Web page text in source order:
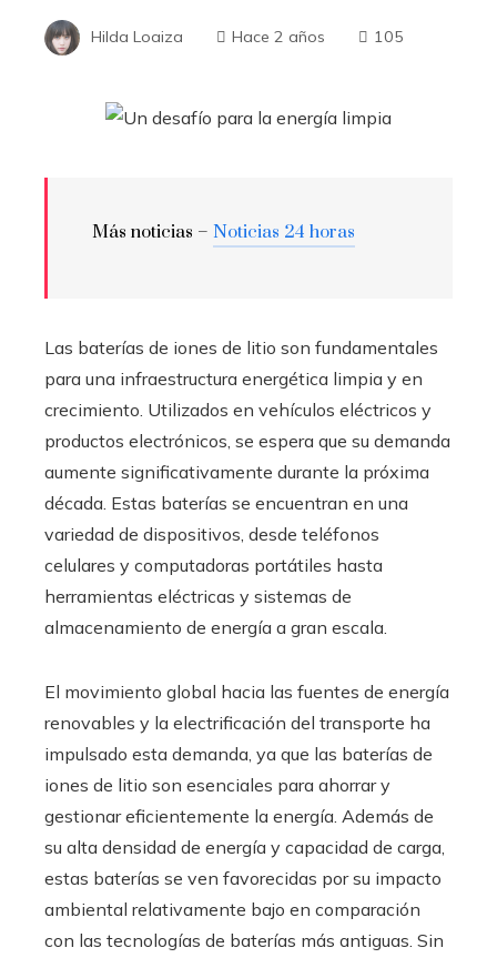
Hilda Loaiza Hace 2 años 105
Más noticias – Noticias 24 horas
Las baterías de iones de litio son fundamentales
para una infraestructura energética limpia y en
crecimiento. Utilizados en vehículos eléctricos y
productos electrónicos, se espera que su demanda
aumente significativamente durante la próxima
década. Estas baterías se encuentran en una
variedad de dispositivos, desde teléfonos
celulares y computadoras portátiles hasta
herramientas eléctricas y sistemas de
almacenamiento de energía a gran escala.
El movimiento global hacia las fuentes de energía
renovables y la electrificación del transporte ha
impulsado esta demanda, ya que las baterías de
iones de litio son esenciales para ahorrar y
gestionar eficientemente la energía. Además de
su alta densidad de energía y capacidad de carga,
estas baterías se ven favorecidas por su impacto
ambiental relativamente bajo en comparación
con las tecnologías de baterías más antiguas. Sin